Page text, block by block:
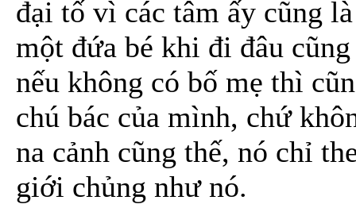
đại tố vì các tâm ấy cũng
một đứa bé khi đi đâu
nếu không có bố mẹ thì
chú bác của mình, chứ
na cảnh cũng thế, nó chỉ
giới chủng như nó.